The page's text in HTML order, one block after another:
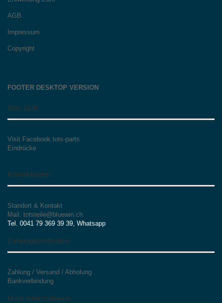
AGB
Impressum
Copyright
FOOTER DESKTOP VERSION
Was läuft
Visit Facebook tots-parts
Eindrücke
Kontaktdaten
Standort & Kontakt
Mail: totsteile@bluewin.ch
Tel. 0041 79 369 39 39, Whatsapp
Zahlungsmethoden
Zahlung / Versand / Abholung
Bankverbindung
Mehr Informationen